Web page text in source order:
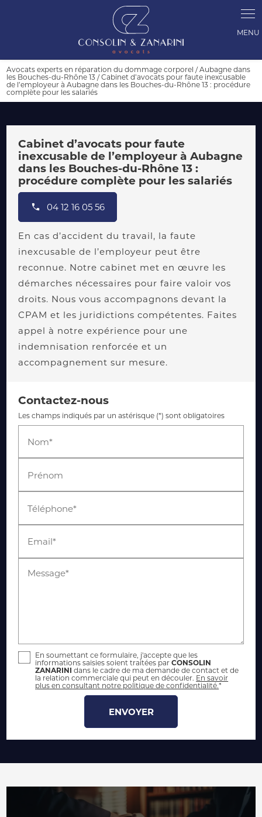
Avocats experts en réparation du dommage corporel / Aubagne dans
les Bouches-du-Rhône 13 / Cabinet d’avocats pour faute inexcusable
de l’employeur à Aubagne dans les Bouches-du-Rhône 13 : procédure
complète pour les salariés
Cabinet d’avocats pour faute
inexcusable de l’employeur à Aubagne
dans les Bouches-du-Rhône 13 :
procédure complète pour les salariés
04 12 16 05 56
En cas d’accident du travail, la faute
inexcusable de l’employeur peut être
reconnue. Notre cabinet met en œuvre les
démarches nécessaires pour faire valoir vos
droits. Nous vous accompagnons devant la
CPAM et les juridictions compétentes. Faites
appel à notre expérience pour une
indemnisation renforcée et un
accompagnement sur mesure.
Contactez-nous
Les champs indiqués par un astérisque (*) sont obligatoires
Nom*
Prénom
Téléphone*
Email*
Message*
En soumettant ce formulaire, j'accepte que les
informations saisies soient traitées parCONSOLIN
ZANARINI dans le cadre de ma demande de contact et de
la relation commerciale qui peut en découler. En savoir
plus en consultant notre politique de confidentialité.*
Panneau de gestion des cookies